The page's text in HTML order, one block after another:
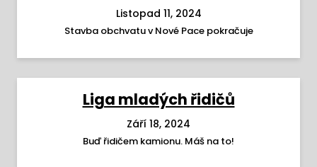
Listopad 11, 2024
Stavba obchvatu v Nové Pace pokračuje
Liga mladých řidičů
Září 18, 2024
Buď řidičem kamionu. Máš na to!